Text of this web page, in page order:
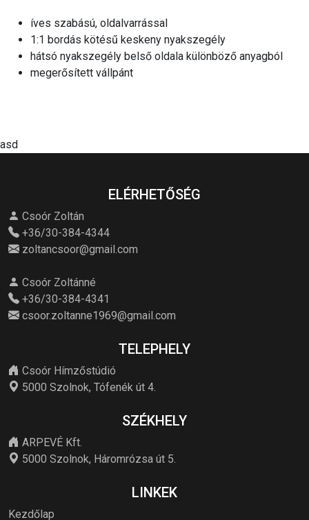
íves szabású, oldalvarrással
1:1 bordás kötésű keskeny nyakszegély
hátsó nyakszegély belső oldala különböző anyagból
megerősített vállpánt
asd
ELÉRHETŐSÉG
Csoór Zoltán
+36/30-384-4344
zoltancsoor@gmail.com
Csoór Zoltánné
+36/30-384-4341
csoor.zoltanne1969@gmail.com
TELEPHELY
Csoór Hímzőstúdió
5000 Szolnok, Tófenék út 4.
SZÉKHELY
ARPEVÉ Kft.
5000 Szolnok, Háromrózsa út 5.
LINKEK
Kezdőlap